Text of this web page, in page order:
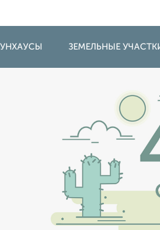
ЗЕМЕЛЬНЫЕ